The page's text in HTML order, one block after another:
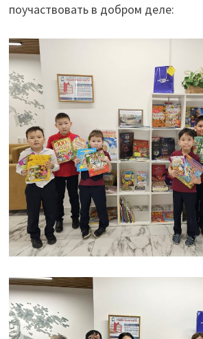
поучаствовать в добром деле: